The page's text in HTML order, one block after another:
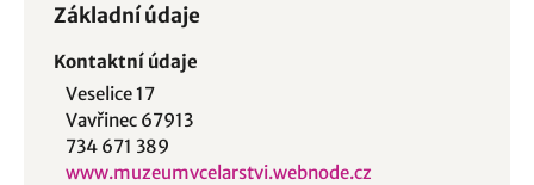
Základní údaje
Kontaktní údaje
Veselice 17
Vavřinec 67913
734 671 389
www.muzeumvcelarstvi.webnode.cz